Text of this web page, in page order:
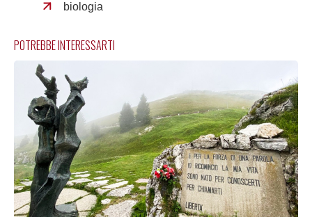
biologia
POTREBBE INTERESSARTI